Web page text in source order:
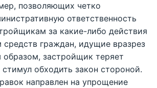
позволяющих четко
ответственность
за какие-либо действия
средств граждан, идущие вразрез
застройщик теряет
обходить закон стороной.
направлен на упрощение